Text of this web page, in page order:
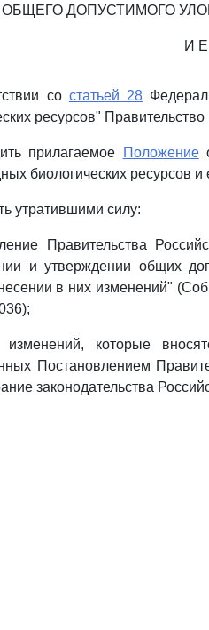
ОБЩЕГО ДОПУСТИМОГО
И
со статьей 28
ресурсов"
прилагаемое Положение
биологических ресурсов и
утратившими силу:
Правительства
и утверждении общих
в них изменений"
которые
Постановлением
законодательства